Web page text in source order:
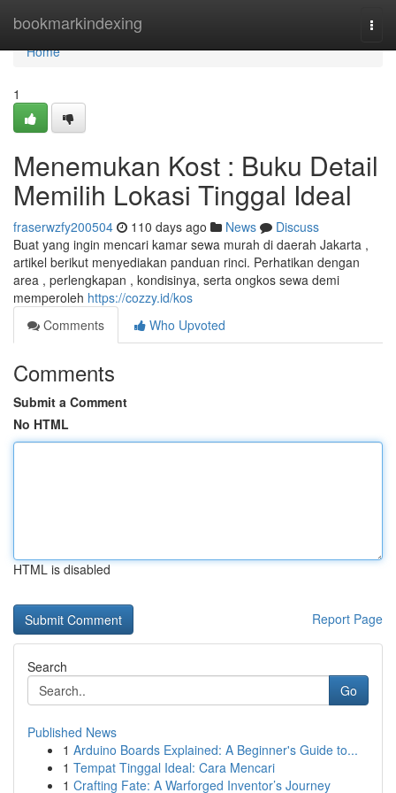
bookmarkindexing
Home
Home
1
Menemukan Kost : Buku Detail
Memilih Lokasi Tinggal Ideal
fraserwzfy200504 110 days ago News
Discuss
Buat yang ingin mencari kamar sewa murah di daerah Jakarta ,
artikel berikut menyediakan panduan rinci. Perhatikan dengan
area , perlengkapan , kondisinya, serta ongkos sewa demi
memperoleh https://cozzy.id/kos
Comments
Who Upvoted
Comments
Submit a Comment
No HTML
HTML is disabled
Report Page
Search
Go
Published News
1 Arduino Boards Explained: A Beginner's Guide to...
1 Tempat Tinggal Ideal: Cara Mencari
1 Crafting Fate: A Warforged Inventor’s Journey